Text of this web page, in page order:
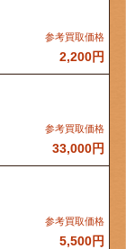
2,200円
33,000円
5,500円